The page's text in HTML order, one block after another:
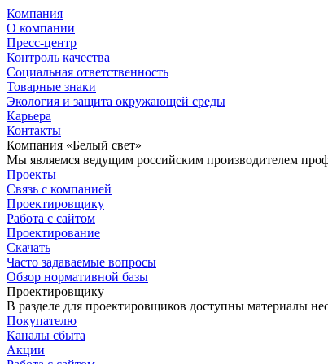
Компания
О компании
Пресс-центр
Контроль качества
Социальная ответственность
Товарные знаки
Экология и защита окружающей среды
Карьера
Контакты
Компания «Белый свет»
Мы являемся ведущим российским производителем
Проекты
Связь с компанией
Проектировщику
Работа с сайтом
Проектирование
Скачать
Часто задаваемые вопросы
Обзор нормативной базы
Проектировщику
В разделе для проектировщиков доступны материалы
Покупателю
Каналы сбыта
Акции